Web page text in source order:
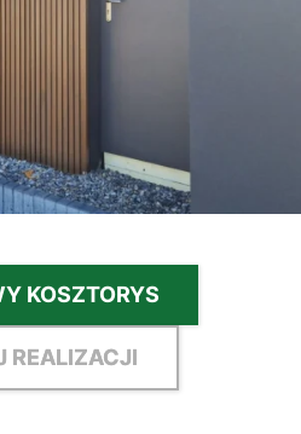
KOSZTORYS
REALIZACJI